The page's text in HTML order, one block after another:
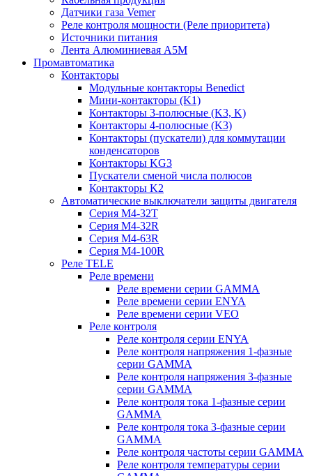
Датчики газа Vemer
Реле контроля мощности (Реле приоритета)
Источники питания
Лента Алюминиевая А5М
Промавтоматика
Контакторы
Модульные контакторы Benedict
Мини-контакторы (K1)
Контакторы 3-полюсные (K3, K)
Контакторы 4-полюсные (K3)
Контакторы (пускатели) для коммутации
конденсаторов
Контакторы KG3
Пускатели сменой числа полюсов
Контакторы K2
Автоматические выключатели защиты двигателя
Серия M4-32T
Серия M4-32R
Серия M4-63R
Серия M4-100R
Реле TELE
Реле времени
Реле времени серии GAMMA
Реле времени серии ENYA
Реле времени серии VEO
Реле контроля
Реле контроля серии ENYA
Реле контроля напряжения 1-фазные
серии GAMMA
Реле контроля напряжения 3-фазные
серии GAMMA
Реле контроля тока 1-фазные серии
GAMMA
Реле контроля тока 3-фазные серии
GAMMA
Реле контроля частоты серии GAMMA
Реле контроля температуры серии